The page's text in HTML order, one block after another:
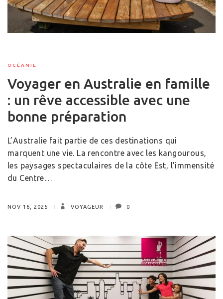
OCÉANIE
Voyager en Australie en famille
: un rêve accessible avec une
bonne préparation
L’Australie fait partie de ces destinations qui
marquent une vie. La rencontre avec les kangourous,
les paysages spectaculaires de la côte Est, l’immensité
du Centre…
NOV 16, 2025 VOYAGEUR 0